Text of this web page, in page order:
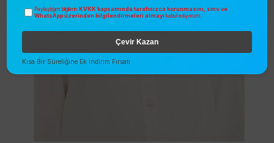
Paylaştığım bilgilerin KVKK kapsamında tarafınızca korunmasını, sms ve
WhatsApp üzerinden bilgilendirmeleri almayı kabul ediyorum.
Çevir Kazan
Kısa Bir Süreliğine Ek İndirim Fırsatı